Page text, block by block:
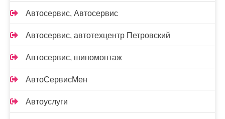
Автосервис, Автосервис
Автосервис, автотехцентр Петровский
Автосервис, шиномонтаж
АвтоСервисМен
Автоуслуги